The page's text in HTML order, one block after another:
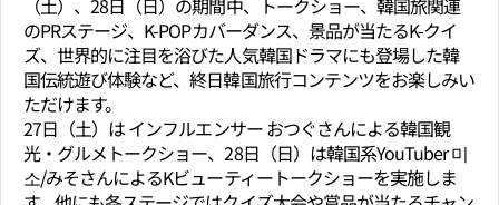
のPRステージ、K-POPカバーダンス、景品が当たるK-クイ
ズ、世界的に注目を浴びた人気韓国ドラマにも登場した韓
国伝統遊び体験など、終日韓国旅行コンテンツをお楽しみい
ただけます。
27日（土）は インフルエンサー おつぐさんによる韓国観
光・グルメトークショー、28日（日）は韓国系YouTuber 미
소/みそさんによるKビューティートークショーを実施しま